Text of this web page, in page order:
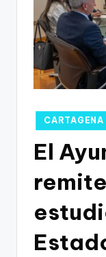
Cartagena,
Cartagena,
Publicado
en
CARTAGENA
El